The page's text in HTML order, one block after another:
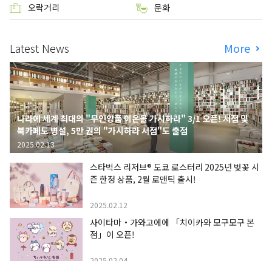
오락거리 문화
Latest News More
나라에 세계 최대의 "무인양품 이온몰 가시하라" 3/1 오픈! 서점 및
북카페도 병설, 5만 권의 "가시하라 서점"도 출점
2025.02.13
스타벅스 리저브® 도쿄 로스터리 2025년 벚꽃 시
즌 한정 상품, 2월 로맨틱 출시!
2025.02.12
사이타마・가와고에에 「치이카와 모구모구 본
점」이 오픈!